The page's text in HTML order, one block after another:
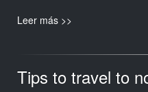
Leer más >>
Tips to travel to